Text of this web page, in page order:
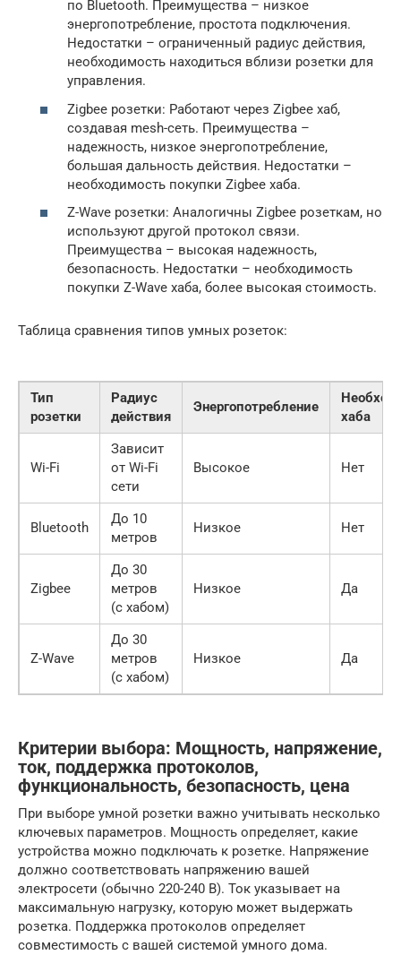
по Bluetooth. Преимущества – низкое
энергопотребление, простота подключения.
Недостатки – ограниченный радиус действия,
необходимость находиться вблизи розетки для
управления.
Zigbee розетки: Работают через Zigbee хаб,
создавая mesh-сеть. Преимущества –
надежность, низкое энергопотребление,
большая дальность действия. Недостатки –
необходимость покупки Zigbee хаба.
Z-Wave розетки: Аналогичны Zigbee розеткам, но
используют другой протокол связи.
Преимущества – высокая надежность,
безопасность. Недостатки – необходимость
покупки Z-Wave хаба, более высокая стоимость.
Таблица сравнения типов умных розеток:
Тип
розетки
Радиус
действия
Энергопотребление
хаба
Wi-Fi
Зависит
от Wi-Fi
сети
Высокое Нет
Bluetooth
До 10
метров
Низкое Нет
Zigbee
До 30
метров
(с хабом)
Низкое Да
Z-Wave
До 30
метров
(с хабом)
Низкое Да
Критерии выбора: Мощность, напряжение,
ток, поддержка протоколов,
функциональность, безопасность, цена
При выборе умной розетки важно учитывать несколько
ключевых параметров. Мощность определяет, какие
устройства можно подключать к розетке. Напряжение
должно соответствовать напряжению вашей
электросети (обычно 220-240 В). Ток указывает на
максимальную нагрузку, которую может выдержать
розетка. Поддержка протоколов определяет
совместимость с вашей системой умного дома.